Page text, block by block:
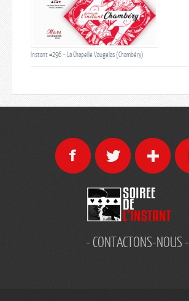
Instant #296 – La Chapelle Vaugelas (Chambéry)
- CONTACTONS-NOUS -